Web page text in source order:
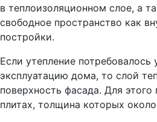
в теплоизоляционном слое, а
свободное пространство как
постройки.
Если утепление
эксплуатацию дома, то слой
поверхность фасада. Для
плитах, толщина которых